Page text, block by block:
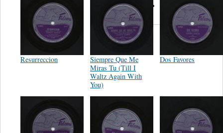
Resurreccion
Siempre Que Me
Miras Tu (Till I
Waltz Again With
You)
Dos Favores
Trio México